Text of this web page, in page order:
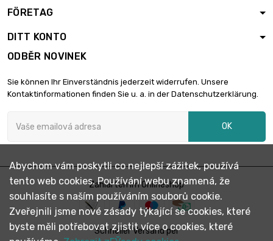
délka : 50 meter 8,37 €
délka : 250 meter 40,16 €
FÖRETAG
DITT KONTO
ODBĚR NOVINEK
Sie können Ihr Einverständnis jederzeit widerrufen. Unsere
Kontaktinformationen finden Sie u. a. in der Datenschutzerklärung.
OK
Zahlarten im Onlineshop
Schneller Versand per
Abychom vám poskytli co nejlepší zážitek, používá
tento web cookies. Používání webu znamená, že
souhlasíte s naším používáním souborů cookie.
Zveřejnili jsme nové zásady týkající se cookies, které
byste měli potřebovat zjistit více o cookies, které